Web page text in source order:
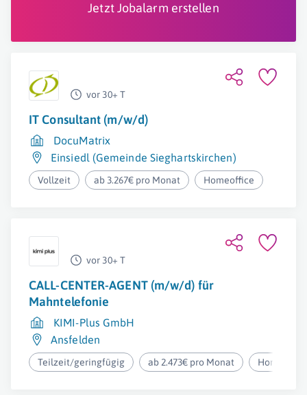
Jetzt Jobalarm erstellen
vor 30+ T
IT Consultant (m/w/d)
DocuMatrix
Einsiedl (Gemeinde Sieghartskirchen)
Vollzeit ab 3.267€ pro Monat Homeoffice
vor 30+ T
CALL-CENTER-AGENT (m/w/d) für
Mahntelefonie
KIMI-Plus GmbH
Ansfelden
Teilzeit/geringfügig ab 2.473€ pro Monat